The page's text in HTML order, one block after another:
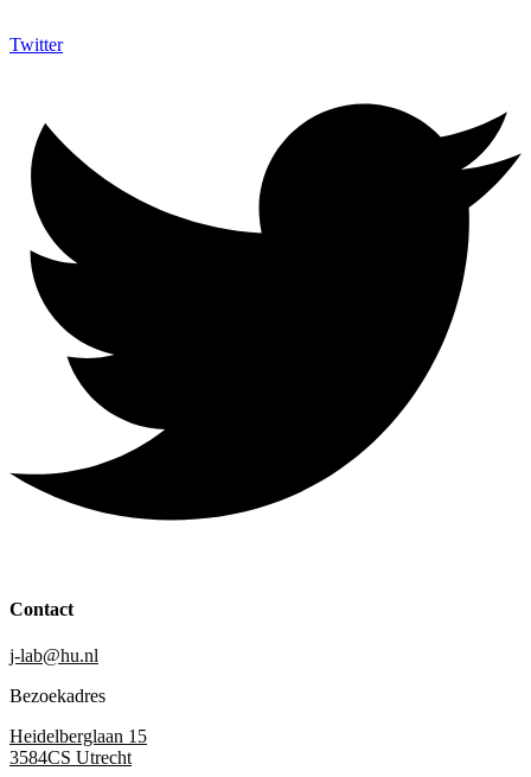
Twitter
Contact
j-lab@hu.nl
Bezoekadres
Heidelberglaan 15
3584CS Utrecht